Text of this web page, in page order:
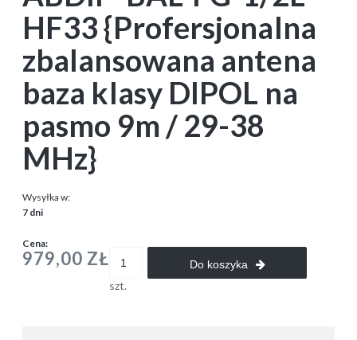
HF33 {Profersjonalna
zbalansowana antena
baza klasy DIPOL na
pasmo 9m / 29-38
MHz}
Wysyłka w:
7 dni
Cena:
979,00 ZŁ
szt.
Do koszyka